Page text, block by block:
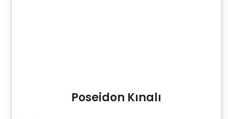
Poseidon Kınalı